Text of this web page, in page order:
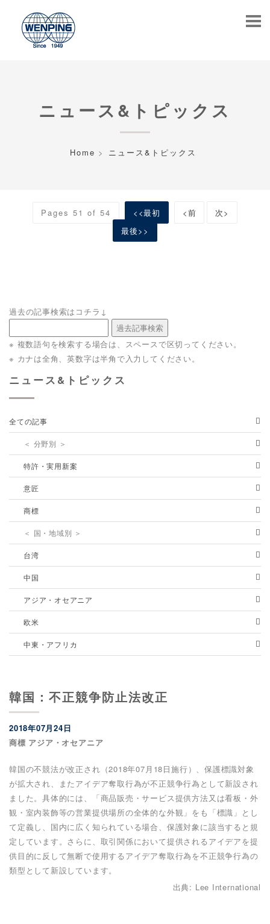
ニュース&トピックス
Home ニュース&トピックス
Pages 51 of 54 <<最初 <前
次>
最後>>
過去の記事検索はコチラ↓
※ 複数語句を検索する場合は、スペースで区切ってください。
※ カナは全角、英数字は半角で入力してください。
ニュース&トピックス
全ての記事
＜ 分野別 ＞
特許・実用新案
意匠
商標
＜ 国・地域別 ＞
台湾
中国
アジア・オセアニア
欧米
中東・アフリカ
韓国：不正競争防止法改正
2018年07月24日
商標 アジア・オセアニア
韓国の不競法が改正され（2018年07月18日施行）、保護標識対象
が拡大され、またアイデア奪取行為が不正競争行為として新設され
ました。具体的には、「商品販売・サービス提供方法又は看板・外
観・室内装飾等の営業提供場所の全体的な外観」をも「標識」とし
て定義し、国内に広く知られている場合、保護対象に該当すると規
定しています。さらに、取引関係において提供されるアイデアを提
供目的に反して無断で使用するアイデア奪取行為を不正競争行為の
類型として新設しています。
出典: Lee International